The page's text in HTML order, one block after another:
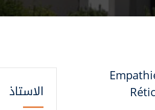
الاستاذ